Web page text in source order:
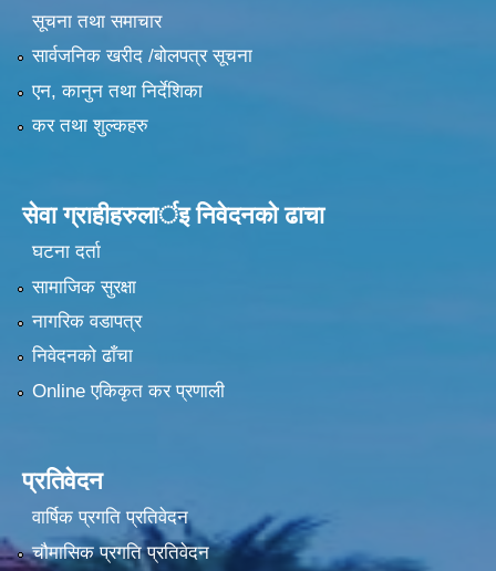
सूचना तथा समाचार
सार्वजनिक खरीद /बोलपत्र सूचना
एन, कानुन तथा निर्देशिका
कर तथा शुल्कहरु
सेवा ग्राहीहरुलार्इ निवेदनकाे ढा‍चा
घटना दर्ता
सामाजिक सुरक्षा
नागरिक वडापत्र
निवेदनको ढाँचा
Online एकिकृत कर प्रणाली
प्रतिवेदन
वार्षिक प्रगति प्रतिवेदन
चौमासिक प्रगति प्रतिवेदन